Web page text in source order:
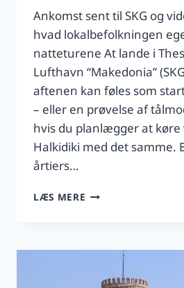
Ankomst sent til SKG og
hvad lokalbefolkningen
natteturene At lande i
Lufthavn “Makedonia”
aftenen kan føles som
– eller en prøvelse af
hvis du planlægger at køre
Halkidiki med det samme.
årtiers…
LÆS MERE NATTEANKOMST
DET
SIKKERT